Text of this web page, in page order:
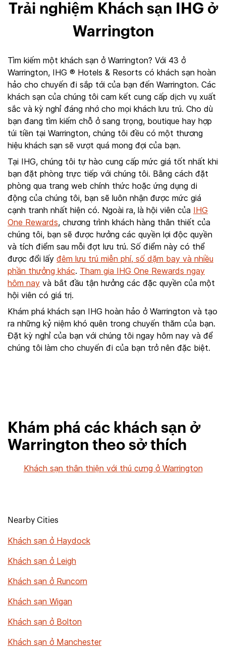
Trải nghiệm Khách sạn IHG ở
Warrington
Tìm kiếm một khách sạn ở Warrington? Với 43 ở
Warrington, IHG ® Hotels & Resorts có khách sạn hoàn
hảo cho chuyến đi sắp tới của bạn đến Warrington. Các
khách sạn của chúng tôi cam kết cung cấp dịch vụ xuất
sắc và kỳ nghỉ đáng nhớ cho mọi khách lưu trú. Cho dù
bạn đang tìm kiếm chỗ ở sang trọng, boutique hay hợp
túi tiền tại Warrington, chúng tôi đều có một thương
hiệu khách sạn sẽ vượt quá mong đợi của bạn.
Tại IHG, chúng tôi tự hào cung cấp mức giá tốt nhất khi
bạn đặt phòng trực tiếp với chúng tôi. Bằng cách đặt
phòng qua trang web chính thức hoặc ứng dụng di
động của chúng tôi, bạn sẽ luôn nhận được mức giá
cạnh tranh nhất hiện có. Ngoài ra, là hội viên của IHG
One Rewards, chương trình khách hàng thân thiết của
chúng tôi, bạn sẽ được hưởng các quyền lợi độc quyền
và tích điểm sau mỗi đợt lưu trú. Số điểm này có thể
được đổi lấy đêm lưu trú miễn phí, số dặm bay và nhiều
phần thưởng khác. Tham gia IHG One Rewards ngay
hôm nay và bắt đầu tận hưởng các đặc quyền của một
hội viên có giá trị.
Khám phá khách sạn IHG hoàn hảo ở Warrington và tạo
ra những kỷ niệm khó quên trong chuyến thăm của bạn.
Đặt kỳ nghỉ của bạn với chúng tôi ngay hôm nay và để
chúng tôi làm cho chuyến đi của bạn trở nên đặc biệt.
Khám phá các khách sạn ở
Warrington theo sở thích
Khách sạn thân thiện với thú cưng ở Warrington
Nearby Cities
Khách sạn ở Haydock
Khách sạn ở Leigh
Khách sạn ở Runcorn
Khách sạn Wigan
Khách sạn ở Bolton
Khách sạn ở Manchester